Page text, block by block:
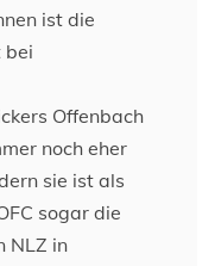
ist die
bei
Offenbach
noch eher
sie ist als
sogar die
NLZ in